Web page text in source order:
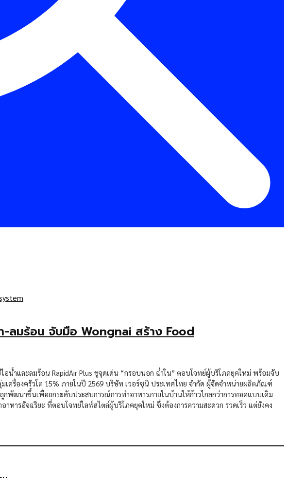
ลมร้อน จับมือ Wongnai สร้าง Food
อน้ำและลมร้อน RapidAir Plus ชูจุดเด่น “กรอบนอก ฉ่ำใน” ตอบโจทย์ผู้บริโภคยุคใหม่ พร้อมจับ
เครื่องครัวโต 15% ภายในปี 2569 บริษัท เวอร์ซุนิ ประเทศไทย จำกัด ผู้จัดจำหน่ายผลิตภัณฑ์
กพัฒนาขึ้นเพื่อยกระดับประสบการณ์การทำอาหารภายในบ้านให้ก้าวไกลกว่าการทอดแบบเดิม
ารอัจฉริยะ ที่ตอบโจทย์ไลฟ์สไตล์ผู้บริโภคยุคใหม่ ซึ่งต้องการความสะดวก รวดเร็ว แต่ยังคง